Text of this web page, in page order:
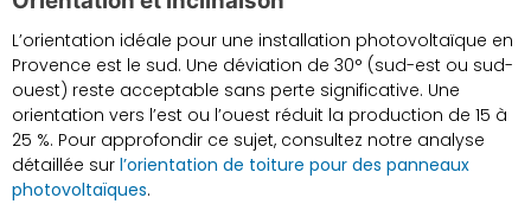
L’orientation idéale pour une installation photovoltaïque en
Provence est le sud. Une déviation de 30° (sud-est ou sud-
ouest) reste acceptable sans perte significative. Une
orientation vers l’est ou l’ouest réduit la production de 15 à
25 %. Pour approfondir ce sujet, consultez notre analyse
détaillée sur l’orientation de toiture pour des panneaux
photovoltaïques.